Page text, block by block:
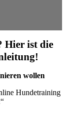
Hier ist die
wollen
Hundetraining